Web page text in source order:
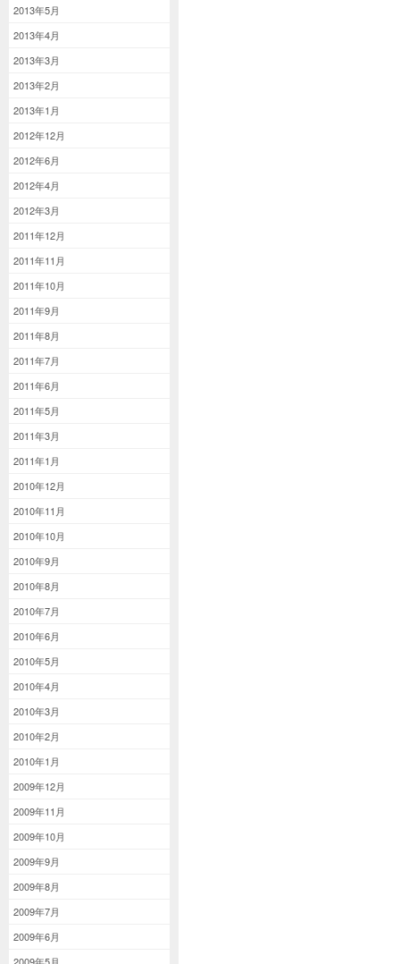
2013年5月
2013年4月
2013年3月
2013年2月
2013年1月
2012年12月
2012年6月
2012年4月
2012年3月
2011年12月
2011年11月
2011年10月
2011年9月
2011年8月
2011年7月
2011年6月
2011年5月
2011年3月
2011年1月
2010年12月
2010年11月
2010年10月
2010年9月
2010年8月
2010年7月
2010年6月
2010年5月
2010年4月
2010年3月
2010年2月
2010年1月
2009年12月
2009年11月
2009年10月
2009年9月
2009年8月
2009年7月
2009年6月